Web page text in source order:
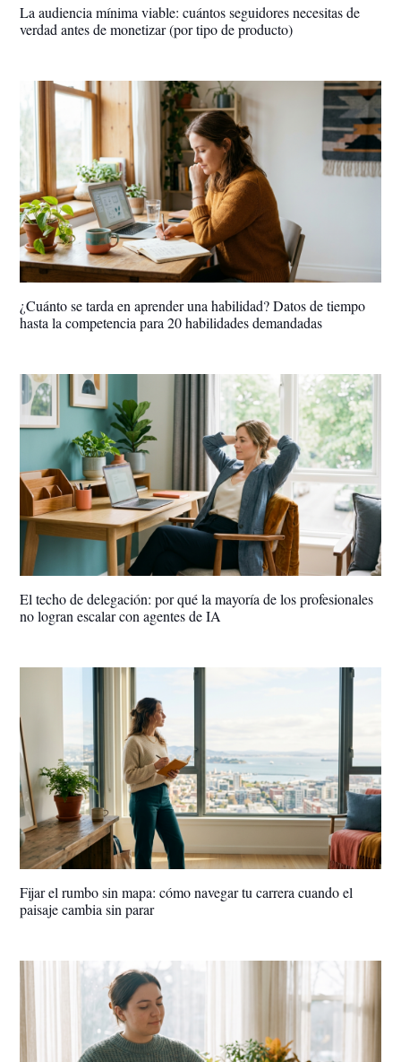
La audiencia mínima viable: cuántos seguidores necesitas de
verdad antes de monetizar (por tipo de producto)
¿Cuánto se tarda en aprender una habilidad? Datos de tiempo
hasta la competencia para 20 habilidades demandadas
El techo de delegación: por qué la mayoría de los profesionales
no logran escalar con agentes de IA
Fijar el rumbo sin mapa: cómo navegar tu carrera cuando el
paisaje cambia sin parar